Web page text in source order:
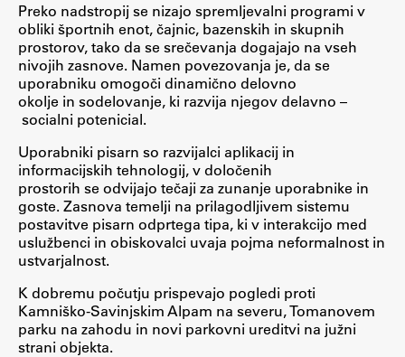
E-classroom
ŠIS (SI)
ŠIS (EN)
Topical
Research
Achievements
Preko nadstropij se nizajo spremljevalni programi v
obliki športnih enot, čajnic, bazenskih in skupnih
prostorov, tako da se srečevanja dogajajo na vseh
nivojih zasnove. Namen povezovanja je, da se
uporabniku omogoči dinamično delovno
okolje in sodelovanje, ki razvija njegov delavno –
socialni potenicial.
Uporabniki pisarn so razvijalci aplikacij in
informacijskih tehnologij, v določenih
prostorih se odvijajo tečaji za zunanje uporabnike in
goste. Zasnova temelji na prilagodljivem sistemu
postavitve pisarn odprtega tipa, ki v interakcijo med
uslužbenci in obiskovalci uvaja pojma neformalnost in
ustvarjalnost.
K dobremu počutju prispevajo pogledi proti
Kamniško-Savinjskim Alpam na severu, Tomanovem
parku na zahodu in novi parkovni ureditvi na južni
strani objekta.